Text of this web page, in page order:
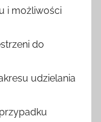
i możliwości
do
udzielania